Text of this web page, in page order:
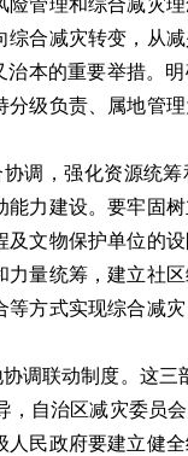
管理和综合减灾
合减灾转变，从
本的重要举措。
级负责、属地管理
调，强化资源统筹
力建设。要牢固树
文物保护单位的
量统筹，建立社
方式实现综合减
调联动制度。这三
，自治区减灾委员
民政府要建立健